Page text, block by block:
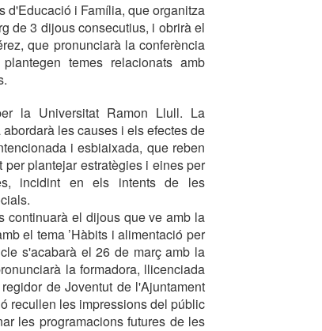
d'Educació i Família, que organitza
de 3 dijous consecutius, i obrirà el
que pronunciarà la conferència
temes relacionats amb
la Universitat Ramon Llull. La
les causes i els efectes de
i esbiaixada, que reben
plantejar estratègies i eines per
incidint en els intents de les
continuarà el dijous que ve amb la
el tema ’Hàbits i alimentació per
s'acabarà el 26 de març amb la
la formadora, llicenciada
de Joventut de l'Ajuntament
recullen les impressions del públic
les programacions futures de les